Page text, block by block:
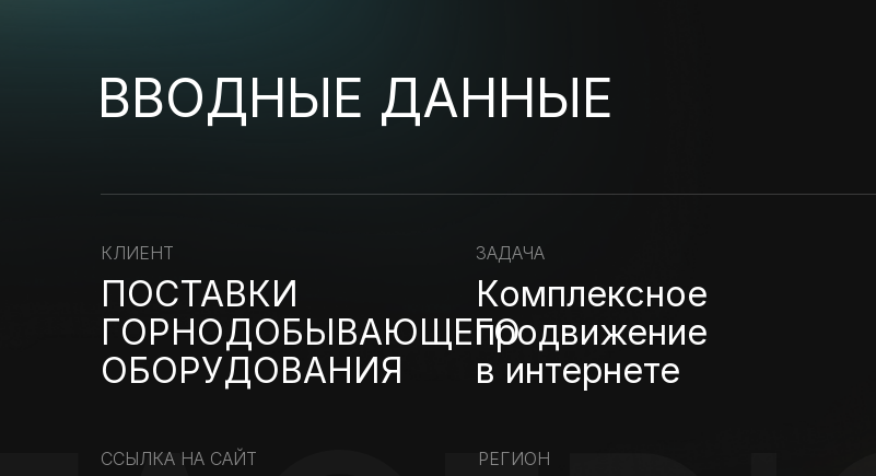
КЛИЕНТ
ПОСТАВКИ
ГОРНОДОБЫВАЮЩЕГО
ОБОРУДОВАНИЯ
ССЫЛКА НА САЙТ
ЗАДАЧА
Комплексное
продвижение
в интернете
РЕГИОН
ВВОДНЫЕ ДАННЫЕ